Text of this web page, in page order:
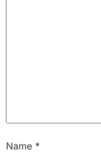
Name *